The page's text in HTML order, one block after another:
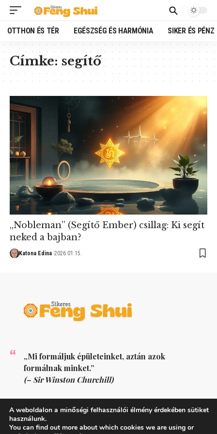
OTTHON ÉS TÉR EGÉSZSÉG ÉS HARMÓNIA SIKER ÉS PÉNZ
Címke:segítő
„Nobleman” (Segítő Ember) csillag: Ki segít
neked a bajban?
Katona Edina 2026.01.15.
„Mi formáljuk épületeinket, aztán azok
formálnak minket.”
(– Sir Winston Churchill)
A weboldalon a minőségi felhasználói élmény érdekében sütiket
használunk.
You can find out more about which cookies we are using or